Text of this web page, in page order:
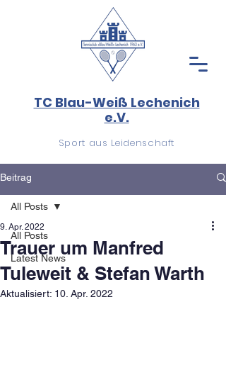
TC Blau-Weiß Lechenich
e.V.
Sport aus Leidenschaft
Beitrag
All Posts
Latest News
All Posts
Trauer um Manfred
Tuleweit & Stefan Warth
9. Apr. 2022
Aktualisiert: 10. Apr. 2022